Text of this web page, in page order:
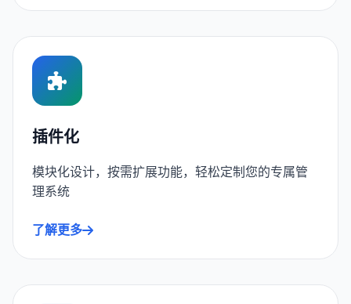
插件化
模块化设计，按需扩展功能，轻松定制您的专属管
理系统
了解更多